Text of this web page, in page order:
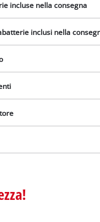
incluse nella consegna
inclusi nella